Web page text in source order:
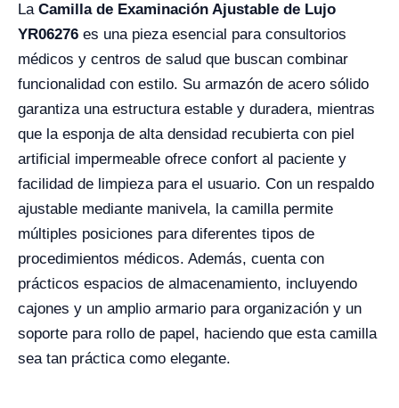
La Camilla de Examinación Ajustable de Lujo
YR06276 es una pieza esencial para consultorios
médicos y centros de salud que buscan combinar
funcionalidad con estilo. Su armazón de acero sólido
garantiza una estructura estable y duradera, mientras
que la esponja de alta densidad recubierta con piel
artificial impermeable ofrece confort al paciente y
facilidad de limpieza para el usuario. Con un respaldo
ajustable mediante manivela, la camilla permite
múltiples posiciones para diferentes tipos de
procedimientos médicos. Además, cuenta con
prácticos espacios de almacenamiento, incluyendo
cajones y un amplio armario para organización y un
soporte para rollo de papel, haciendo que esta camilla
sea tan práctica como elegante.